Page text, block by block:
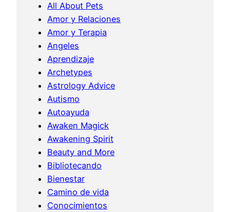
All About Pets
Amor y Relaciones
Amor y Terapia
Angeles
Aprendizaje
Archetypes
Astrology Advice
Autismo
Autoayuda
Awaken Magick
Awakening Spirit
Beauty and More
Bibliotecando
Bienestar
Camino de vida
Conocimientos